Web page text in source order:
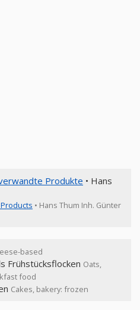
Produkte • Hans
• Hans Thum Inh. Günter
based
Frühstücksflocken Oats,
food
Cakes, bakery: frozen